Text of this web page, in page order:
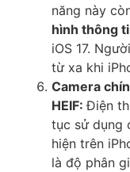
năng này
hình thông
iOS 17.
từ xa khi
Camera
HEIF:Điện
tục sử dụng
hiện trên
là độ phân